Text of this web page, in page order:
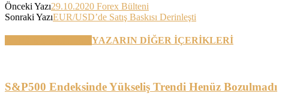
Önceki Yazı29.10.2020 Forex Bülteni
Sonraki YazıEUR/USD’de Satış Baskısı Derinleşti
YAZARIN DİĞER İÇERİKLERİ
S&P500 Endeksinde Yükseliş Trendi Henüz Bozulmadı